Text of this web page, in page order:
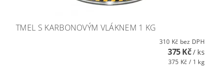
TMEL S KARBONOVÝM VLÁKNEM 1 KG
310 Kč bez DPH
375 Kč/ ks
375 Kč / 1 kg